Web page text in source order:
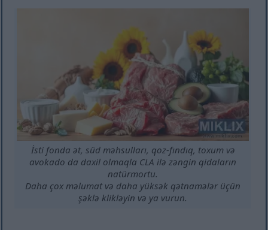
İsti fonda ət, süd məhsulları, qoz-fındıq, toxum və
avokado da daxil olmaqla CLA ilə zəngin qidaların
natürmortu.
Daha çox məlumat və daha yüksək qətnamələr üçün
şəklə klikləyin və ya vurun.